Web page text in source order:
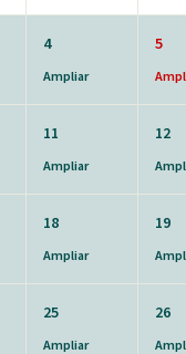
4
Ampliar
5
11
Ampliar
12
18
Ampliar
19
25
Ampliar
26